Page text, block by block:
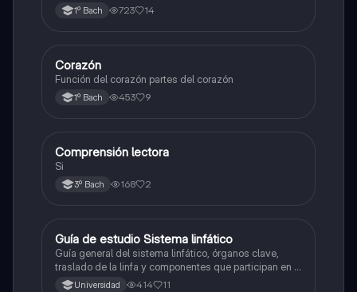
1º Bach 723 14
Otros
Corazón
Función del corazón partes del corazón
1º Bach 453 9
Otros
Comprensión lectora
Si
3º Bach 168 2
Biología
Guía de estudio Sistema linfático
Guía general del sistema linfático, órganos clave,
traslado de la linfa y componentes que participan en el
sistema inmunológico
Universidad 414 11